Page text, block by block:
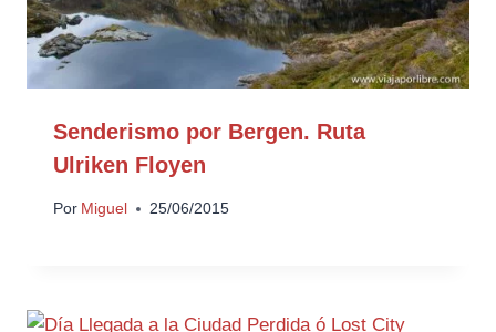
Senderismo por Bergen. Ruta
Ulriken Floyen
Por Miguel 25/06/2015